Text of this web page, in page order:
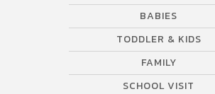
BABIES
TODDLER & KIDS
FAMILY
SCHOOL VISIT